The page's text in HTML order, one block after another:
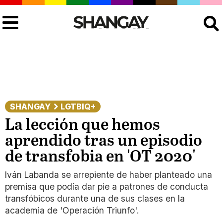
SHANGAY LGTBIQ+
La lección que hemos
aprendido tras un episodio
de transfobia en 'OT 2020'
Iván Labanda se arrepiente de haber planteado una
premisa que podía dar pie a patrones de conducta
transfóbicos durante una de sus clases en la
academia de 'Operación Triunfo'.